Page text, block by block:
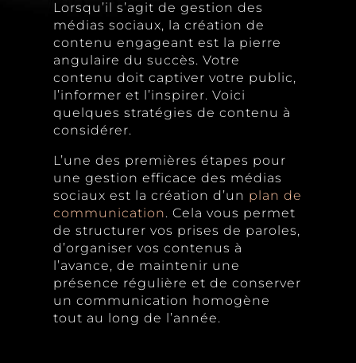
Lorsqu’il s’agit de gestion des
médias sociaux, la création de
contenu engageant est la pierre
angulaire du succès. Votre
contenu doit captiver votre public,
l’informer et l’inspirer. Voici
quelques stratégies de contenu à
considérer.
L’une des premières étapes pour
une gestion efficace des médias
sociaux est la création d’un plan de
communication. Cela vous permet
de structurer vos prises de paroles,
d’organiser vos contenus à
l’avance, de maintenir une
présence régulière et de conserver
un communication homogène
tout au long de l’année.